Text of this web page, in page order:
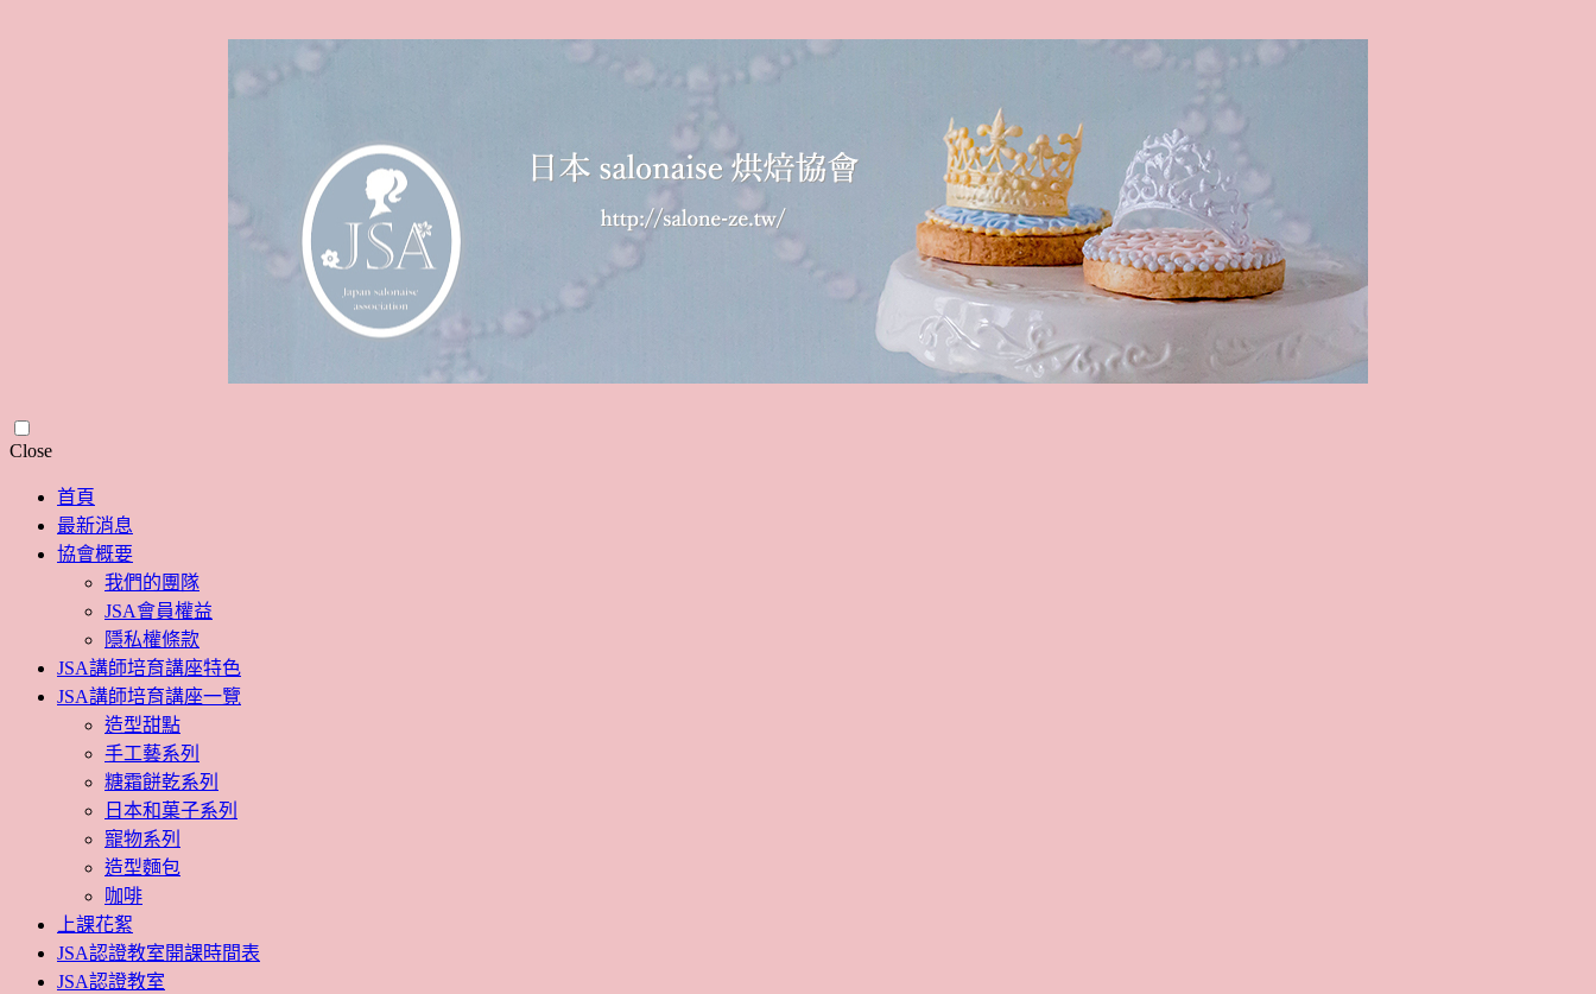
CloseSkip
content
首頁
最新消息
協會概要
我們的團隊
JSA會員權益
隱私權條款
JSA講師培育講座特色
JSA講師培育講座一覽
造型甜點
手工藝系列
糖霜餅乾系列
日本和菓子系列
寵物系列
造型麵包
咖啡
上課花絮
JSA認證教室開課時間表
JSA認證教室